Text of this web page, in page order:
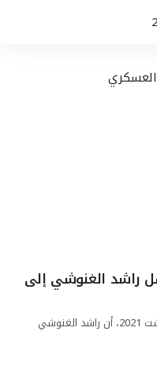
راشد الغنوشي إلى
ذكرت وكالة رويترز للأنباء، مساء الأحد 1 غشت 2021، أن راشد الغنوشي